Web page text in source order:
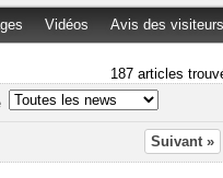
Vidéos Avis des visiteurs
187 articles
Suivant »